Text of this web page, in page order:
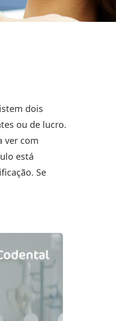
dois
ou de lucro.
ver com
está
Se